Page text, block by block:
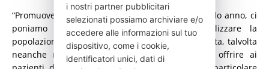
“Promuovendo questo (H) Open day per il secondo anno, ci
poniamo l’obiettivo di continuare a sensibilizzare la
popolazione su una patologia spesso sottovalutata, talvolta
neanche ritenuta come tale; un’occasione per offrire ai
i nostri partner pubblicitari
selezionati possiamo archiviare e/o
accedere alle informazioni sul tuo
dispositivo, come i cookie,
identificatori unici, dati di